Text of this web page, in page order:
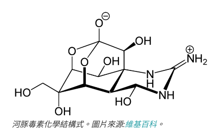
河豚毒素化學結構式。圖片來源:維基百科。